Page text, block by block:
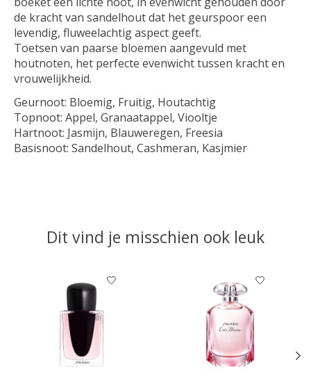
de kracht van sandelhout dat het geurspoor een
levendig, fluweelachtig aspect geeft.
Toetsen van paarse bloemen aangevuld met
houtnoten, het perfecte evenwicht tussen kracht en
vrouwelijkheid.
Geurnoot: Bloemig, Fruitig, Houtachtig
Topnoot: Appel, Granaatappel, Viooltje
Hartnoot: Jasmijn, Blauweregen, Freesia
Basisnoot: Sandelhout, Cashmeran, Kasjmier
Dit vind je misschien ook leuk
Items van productcarrousel